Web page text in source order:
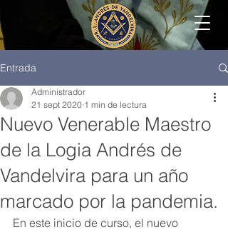
Entrada
Nuevo Venerable Maestro
de la Logia Andrés de
Vandelvira para un año
marcado por la pandemia.
Administrador
21 sept 2020 1 min de lectura
En este inicio de curso, el nuevo